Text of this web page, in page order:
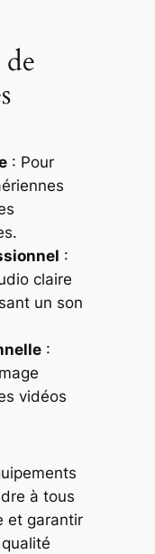
: Pour
:
claire
un son
:
vidéos
à tous
et garantir